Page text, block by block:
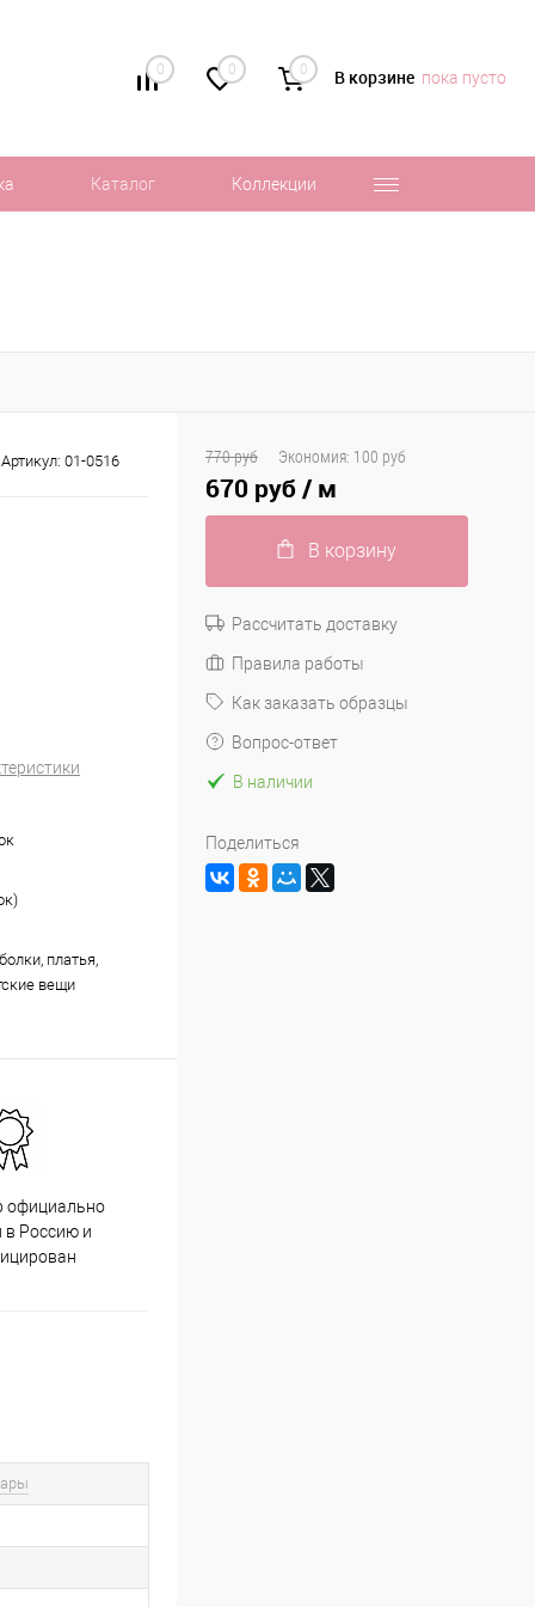
0 0 0 В корзине пока пусто
Каталог Коллекции
Артикул: 01-0516
платья,
вещи
официально
в Россию и
770 руб Экономия: 100 руб
670 руб/ м
В корзину
Рассчитать доставку
Правила работы
Как заказать образцы
Вопрос-ответ
В наличии
Поделиться